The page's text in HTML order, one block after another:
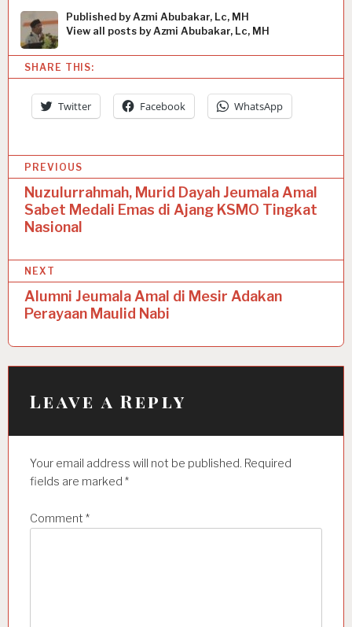
Published by Azmi Abubakar, Lc, MH
View all posts by Azmi Abubakar, Lc, MH
SHARE THIS:
Twitter Facebook WhatsApp
o
n
a
i
g
PREVIOUS
Nuzulurrahmah, Murid Dayah Jeumala Amal
Sabet Medali Emas di Ajang KSMO Tingkat
Nasional
NEXT
Alumni Jeumala Amal di Mesir Adakan
Perayaan Maulid Nabi
Leave a Reply
Your email address will not be published. Required
fields are marked *
Comment *